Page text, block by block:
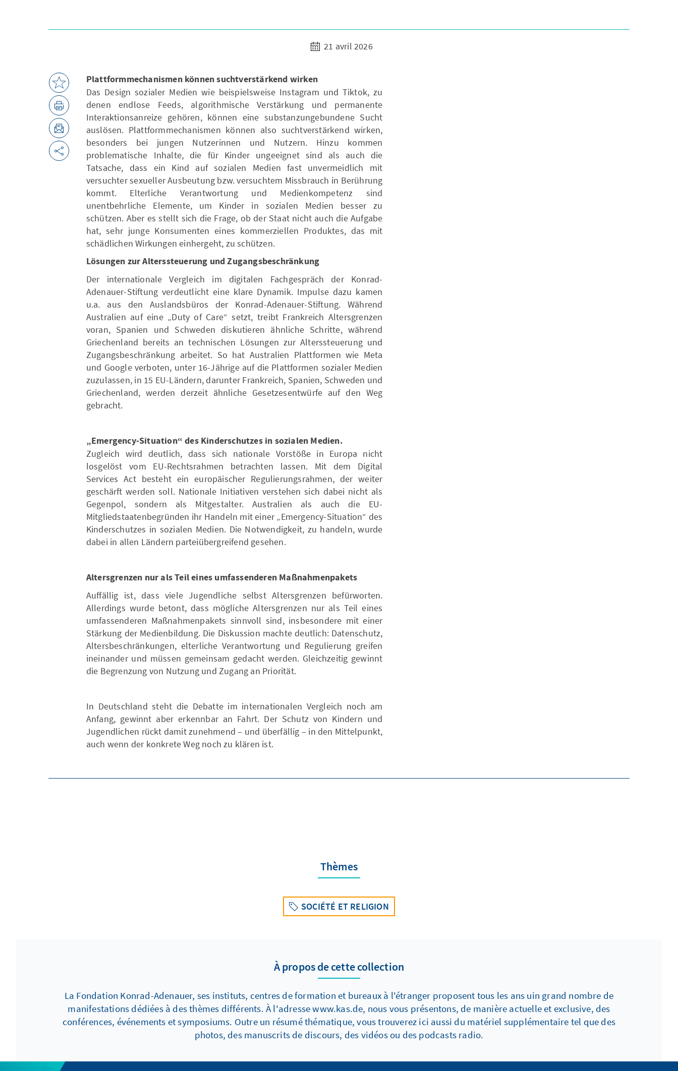
21 avril 2026
Plattformmechanismen können suchtverstärkend wirken
Das Design sozialer Medien wie beispielsweise Instagram und Tiktok, zu
denen endlose Feeds, algorithmische Verstärkung und permanente
Interaktionsanreize gehören, können eine substanzungebundene Sucht
auslösen. Plattformmechanismen können also suchtverstärkend wirken,
besonders bei jungen Nutzerinnen und Nutzern. Hinzu kommen
problematische Inhalte, die für Kinder ungeeignet sind als auch die
Tatsache, dass ein Kind auf sozialen Medien fast unvermeidlich mit
versuchter sexueller Ausbeutung bzw. versuchtem Missbrauch in Berührung
kommt. Elterliche Verantwortung und Medienkompetenz sind
unentbehrliche Elemente, um Kinder in sozialen Medien besser zu
schützen. Aber es stellt sich die Frage, ob der Staat nicht auch die Aufgabe
hat, sehr junge Konsumenten eines kommerziellen Produktes, das mit
schädlichen Wirkungen einhergeht, zu schützen.
Lösungen zur Alterssteuerung und Zugangsbeschränkung
Der internationale Vergleich im digitalen Fachgespräch der Konrad-
Adenauer-Stiftung verdeutlicht eine klare Dynamik. Impulse dazu kamen
u.a. aus den Auslandsbüros der Konrad-Adenauer-Stiftung. Während
Australien auf eine „Duty of Care“ setzt, treibt Frankreich Altersgrenzen
voran, Spanien und Schweden diskutieren ähnliche Schritte, während
Griechenland bereits an technischen Lösungen zur Alterssteuerung und
Zugangsbeschränkung arbeitet. So hat Australien Plattformen wie Meta
und Google verboten, unter 16-Jährige auf die Plattformen sozialer Medien
zuzulassen, in 15 EU-Ländern, darunter Frankreich, Spanien, Schweden und
Griechenland, werden derzeit ähnliche Gesetzesentwürfe auf den Weg
gebracht.
„Emergency-Situation“ des Kinderschutzes in sozialen Medien.
Zugleich wird deutlich, dass sich nationale Vorstöße in Europa nicht
losgelöst vom EU-Rechtsrahmen betrachten lassen. Mit dem Digital
Services Act besteht ein europäischer Regulierungsrahmen, der weiter
geschärft werden soll. Nationale Initiativen verstehen sich dabei nicht als
Gegenpol, sondern als Mitgestalter. Australien als auch die EU-
Mitgliedstaatenbegründen ihr Handeln mit einer „Emergency-Situation“ des
Kinderschutzes in sozialen Medien. Die Notwendigkeit, zu handeln, wurde
dabei in allen Ländern parteiübergreifend gesehen.
Altersgrenzen nur als Teil eines umfassenderen Maßnahmenpakets
Auffällig ist, dass viele Jugendliche selbst Altersgrenzen befürworten.
Allerdings wurde betont, dass mögliche Altersgrenzen nur als Teil eines
umfassenderen Maßnahmenpakets sinnvoll sind, insbesondere mit einer
Stärkung der Medienbildung. Die Diskussion machte deutlich: Datenschutz,
Altersbeschränkungen, elterliche Verantwortung und Regulierung greifen
ineinander und müssen gemeinsam gedacht werden. Gleichzeitig gewinnt
die Begrenzung von Nutzung und Zugang an Priorität.
In Deutschland steht die Debatte im internationalen Vergleich noch am
Anfang, gewinnt aber erkennbar an Fahrt. Der Schutz von Kindern und
Jugendlichen rückt damit zunehmend – und überfällig – in den Mittelpunkt,
auch wenn der konkrete Weg noch zu klären ist.
Thèmes
SOCIÉTÉ ET RELIGION
À propos de cette collection
La Fondation Konrad-Adenauer, ses instituts, centres de formation et bureaux à l'étranger proposent tous les ans uin grand nombre de
manifestations dédiées à des thèmes différents. À l'adresse www.kas.de, nous vous présentons, de manière actuelle et exclusive, des
conférences, événements et symposiums. Outre un résumé thématique, vous trouverez ici aussi du matériel supplémentaire tel que des
photos, des manuscrits de discours, des vidéos ou des podcasts radio.